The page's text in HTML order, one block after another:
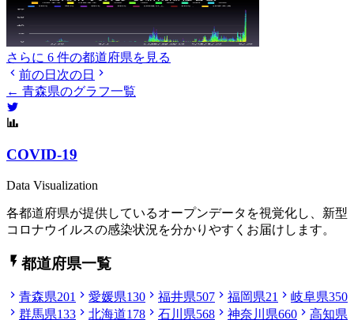
さらに 6 件の都道府県を見る
前の日 次の日
← 青森県のグラフ一覧
COVID-19
Data Visualization
各都道府県が提供しているオープンデータを視覚化し、新型
コロナウイルスの感染状況を分かりやすくお届けします。
都道府県一覧
青森県201 愛媛県130 福井県507 福岡県21 岐阜県350
群馬県133 北海道178 石川県568 神奈川県660 高知県